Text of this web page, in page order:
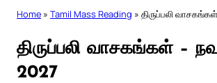
Home » Tamil Mass Reading » திருப்பலி
திருப்பலி வாசகங்கள் –
2027